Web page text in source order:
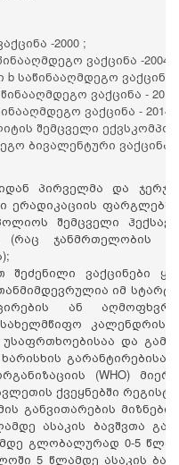
-2000 ;
ვაქცინა -2004 ;
საწინააღმდეგო ვაქცინა
ვაქცინა -
ვაქცინა - 2014 ;
შემცველი
ბივალენტური ვაქცინა -
პირველმა და
შემცველი
(რაც ჯანმრთელობის
ვაქცინები
იმ
ან
კალენდრის
და
ხარისხის
(WHO)
ქვეყნებში
განვითარების
ასაკის ბავშვთა
გლობალურად 0-5
5 წლამდე ასაკის